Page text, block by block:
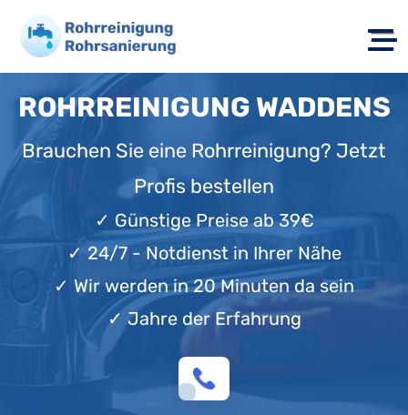
ROHRREINIGUNG WADDENS
Brauchen Sie eine Rohrreinigung? Jetzt
Profis bestellen
✓ Günstige Preise ab 39€
✓ 24/7 - Notdienst in Ihrer Nähe
✓ Wir werden in 20 Minuten da sein
✓ Jahre der Erfahrung